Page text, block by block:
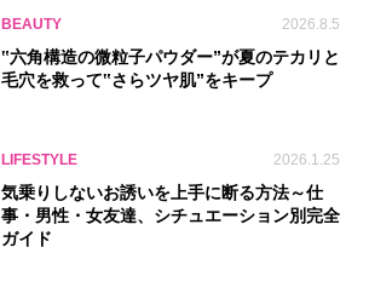
BEAUTY 2026.8.5
‟六角構造の微粒子パウダー”が夏のテカリと
毛穴を救って‟さらツヤ肌”をキープ
LIFESTYLE 2026.1.25
気乗りしないお誘いを上手に断る方法～仕
事・男性・女友達、シチュエーション別完全
ガイド